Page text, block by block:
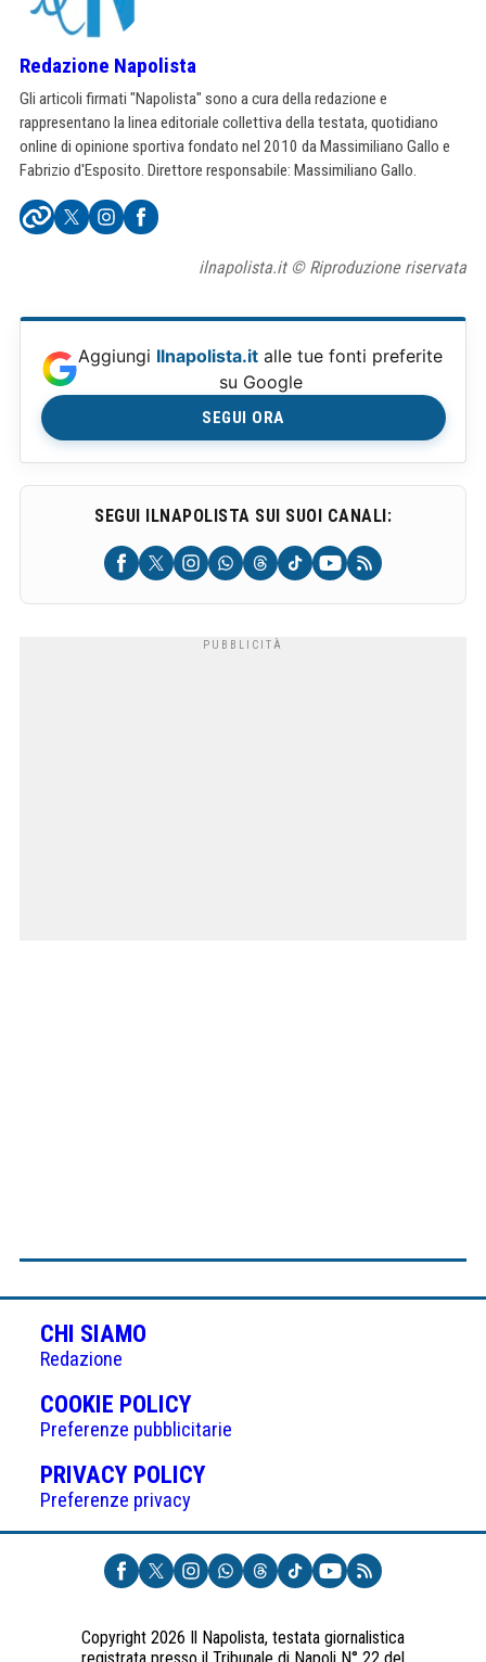
Redazione Napolista
Gli articoli firmati "Napolista" sono a cura della redazione e
rappresentano la linea editoriale collettiva della testata, quotidiano
online di opinione sportiva fondato nel 2010 da Massimiliano Gallo e
Fabrizio d'Esposito. Direttore responsabile: Massimiliano Gallo.
ilnapolista.it © Riproduzione riservata
Aggiungi Ilnapolista.it alle tue fonti preferite
su Google
SEGUI ORA
SEGUI ILNAPOLISTA SUI SUOI CANALI:
CHI SIAMO
Redazione
COOKIE POLICY(APRE
IN
UNA
NUOVA
Preferenze pubblicitarie
PRIVACY POLICY(APRE
UNA
NUOVA
SCHEDA)
Preferenze privacy
Copyright 2026 Il Napolista, testata giornalistica